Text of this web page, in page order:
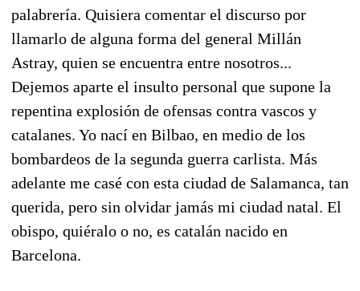
palabrería. Quisiera comentar el discurso por
llamarlo de alguna forma del general Millán
Astray, quien se encuentra entre nosotros...
Dejemos aparte el insulto personal que supone la
repentina explosión de ofensas contra vascos y
catalanes. Yo nací en Bilbao, en medio de los
bombardeos de la segunda guerra carlista. Más
adelante me casé con esta ciudad de Salamanca, tan
querida, pero sin olvidar jamás mi ciudad natal. El
obispo, quiéralo o no, es catalán nacido en
Barcelona.